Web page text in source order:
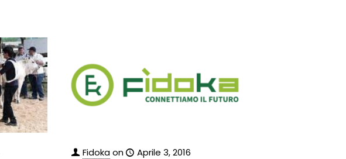
Fidokaon Aprile 3, 2016